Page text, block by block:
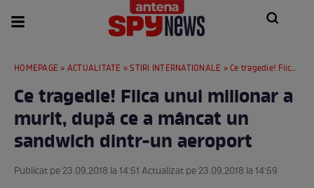
HOMEPAGE » ACTUALITATE »STIRI INTERNATIONALE » Ce tragedie! Fiica unui milionar a murit, după ce a mâncat un sandwich dintr-un aeroport
Ce tragedie! Fiica unui milionar a
murit, după ce a mâncat un
sandwich dintr-un aeroport
Publicat pe 23.09.2018 la 14:51 Actualizat pe 23.09.2018 la 14:59